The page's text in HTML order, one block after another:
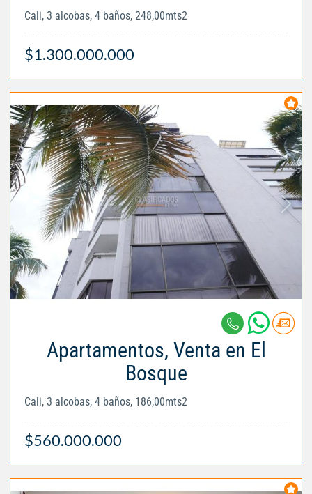
Cali, 3 alcobas, 4 baños, 248,00mts2
$1.300.000.000
Apartamentos, Venta en El
Bosque
Cali, 3 alcobas, 4 baños, 186,00mts2
$560.000.000